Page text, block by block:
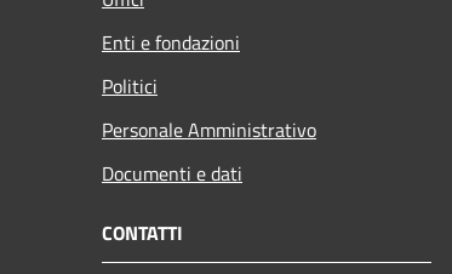
Enti e fondazioni
Politici
Personale Amministrativo
Documenti e dati
CONTATTI